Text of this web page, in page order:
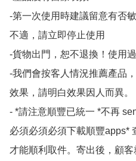
-第一次使用時建議留意有否
不適，請立即停止使用
-貨物出門，恕不退換！使用
-我們會按客人情況推薦產品
效果，請明白效果因人而異。
- *請注意順豐已統一 *不再
必須必須必須下載順豐apps*
才能順利取件。寄出後，顧